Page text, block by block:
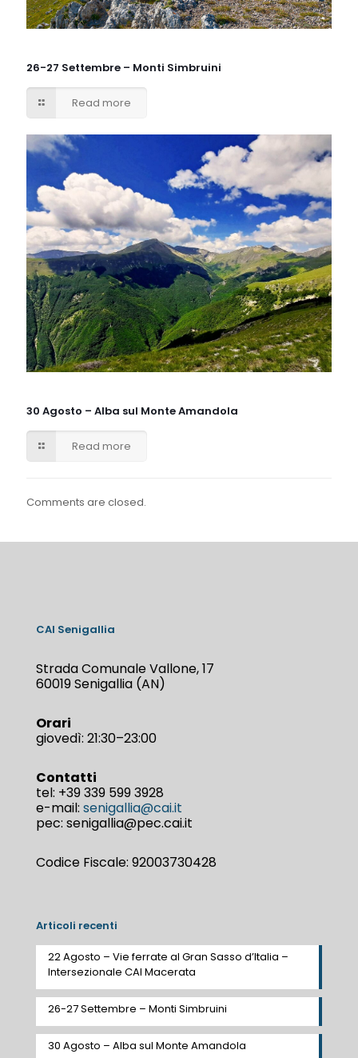
26-27 Settembre – Monti Simbruini
Read more
30 Agosto – Alba sul Monte Amandola
Read more
Comments are closed.
CAI Senigallia
Strada Comunale Vallone, 17
60019 Senigallia (AN)
Orari
giovedì: 21:30–23:00
Contatti
tel: +39 339 599 3928
e-mail: senigallia@cai.it
pec: senigallia@pec.cai.it
Codice Fiscale: 92003730428
Articoli recenti
22 Agosto – Vie ferrate al Gran Sasso d’Italia –
Intersezionale CAI Macerata
26-27 Settembre – Monti Simbruini
30 Agosto – Alba sul Monte Amandola